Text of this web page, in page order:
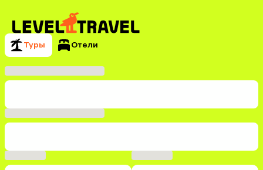
Туры Отели